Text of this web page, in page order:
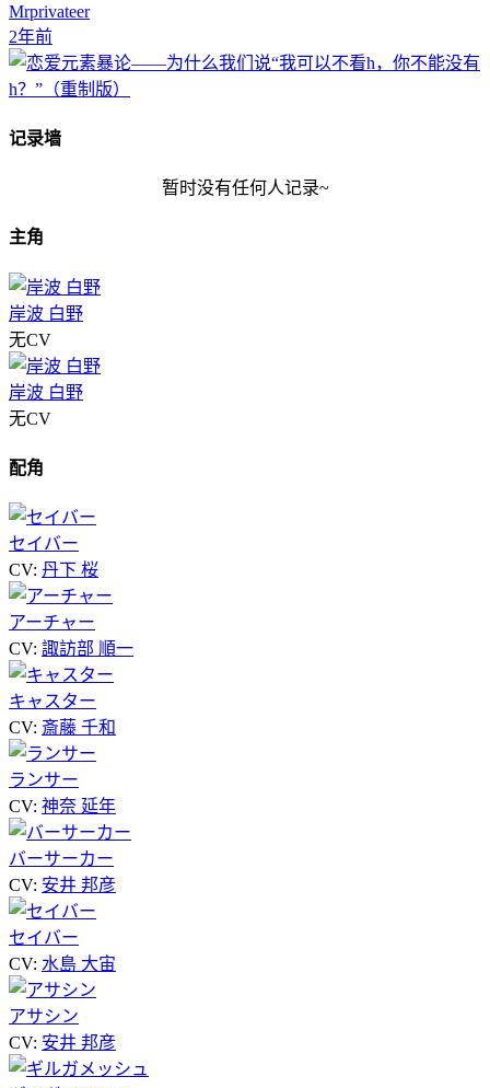
Mrprivateer
2年前
记录墙
暂时没有任何人记录~
主角
岸波 白野
无CV
岸波 白野
无CV
配角
セイバー
CV: 丹下 桜
アーチャー
CV: 諏訪部 順一
キャスター
CV: 斎藤 千和
ランサー
CV: 神奈 延年
バーサーカー
CV: 安井 邦彦
セイバー
CV: 水島 大宙
アサシン
CV: 安井 邦彦